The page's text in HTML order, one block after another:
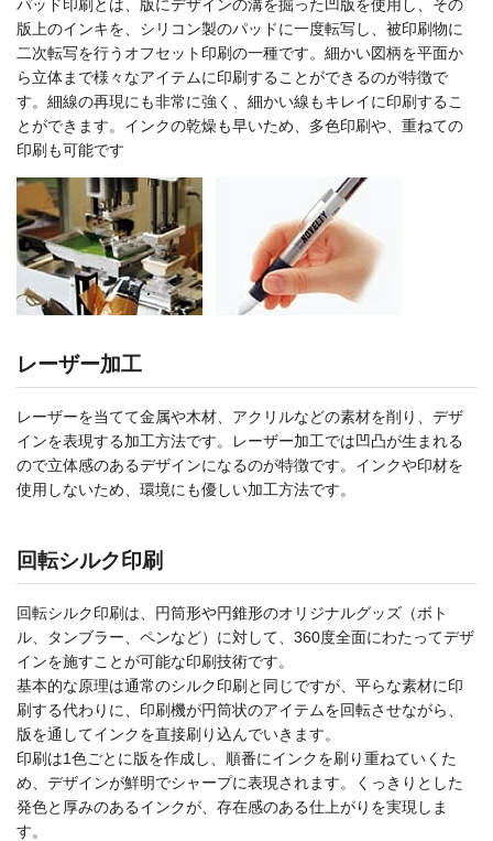
パッド印刷とは、版にデザインの溝を掘った凹版を使用し、その
版上のインキを、シリコン製のパッドに一度転写し、被印刷物に
二次転写を行うオフセット印刷の一種です。細かい図柄を平面か
ら立体まで様々なアイテムに印刷することができるのが特徴で
す。細線の再現にも非常に強く、細かい線もキレイに印刷するこ
とができます。インクの乾燥も早いため、多色印刷や、重ねての
印刷も可能です
レーザー加工
レーザーを当てて金属や木材、アクリルなどの素材を削り、デザ
インを表現する加工方法です。レーザー加工では凹凸が生まれる
ので立体感のあるデザインになるのが特徴です。インクや印材を
使用しないため、環境にも優しい加工方法です。
回転シルク印刷
回転シルク印刷は、円筒形や円錐形のオリジナルグッズ（ボト
ル、タンブラー、ペンなど）に対して、360度全面にわたってデザ
インを施すことが可能な印刷技術です。
基本的な原理は通常のシルク印刷と同じですが、平らな素材に印
刷する代わりに、印刷機が円筒状のアイテムを回転させながら、
版を通してインクを直接刷り込んでいきます。
印刷は1色ごとに版を作成し、順番にインクを刷り重ねていくた
め、デザインが鮮明でシャープに表現されます。くっきりとした
発色と厚みのあるインクが、存在感のある仕上がりを実現しま
す。